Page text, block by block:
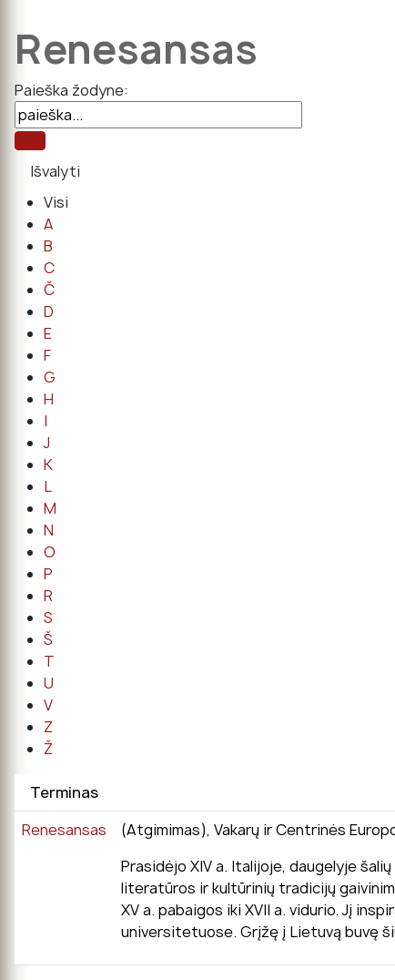
Renesansas
Paieška žodyne:
Visi
A
B
C
Č
D
E
F
G
H
I
J
K
L
M
N
O
P
R
S
Š
T
U
V
Z
Ž
Terminas
Renesansas
(Atgimimas), Vakarų ir Centrinės
Prasidėjo XIV a. Italijoje, daugelyje
literatūros ir kultūrinių tradicijų
XV a. pabaigos iki XVII a. vidurio. Jį
universitetuose. Grįžę į Lietuvą buvę